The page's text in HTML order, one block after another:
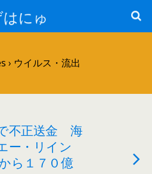
にゅ
› ウイルス・流出
不正送金 海
ー・リイン
ら１７０億